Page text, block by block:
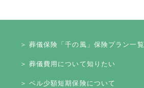
＞ 葬儀保険「千の風」保険プラン一覧
＞ 葬儀費用について知りたい
＞ ベル少額短期保険について